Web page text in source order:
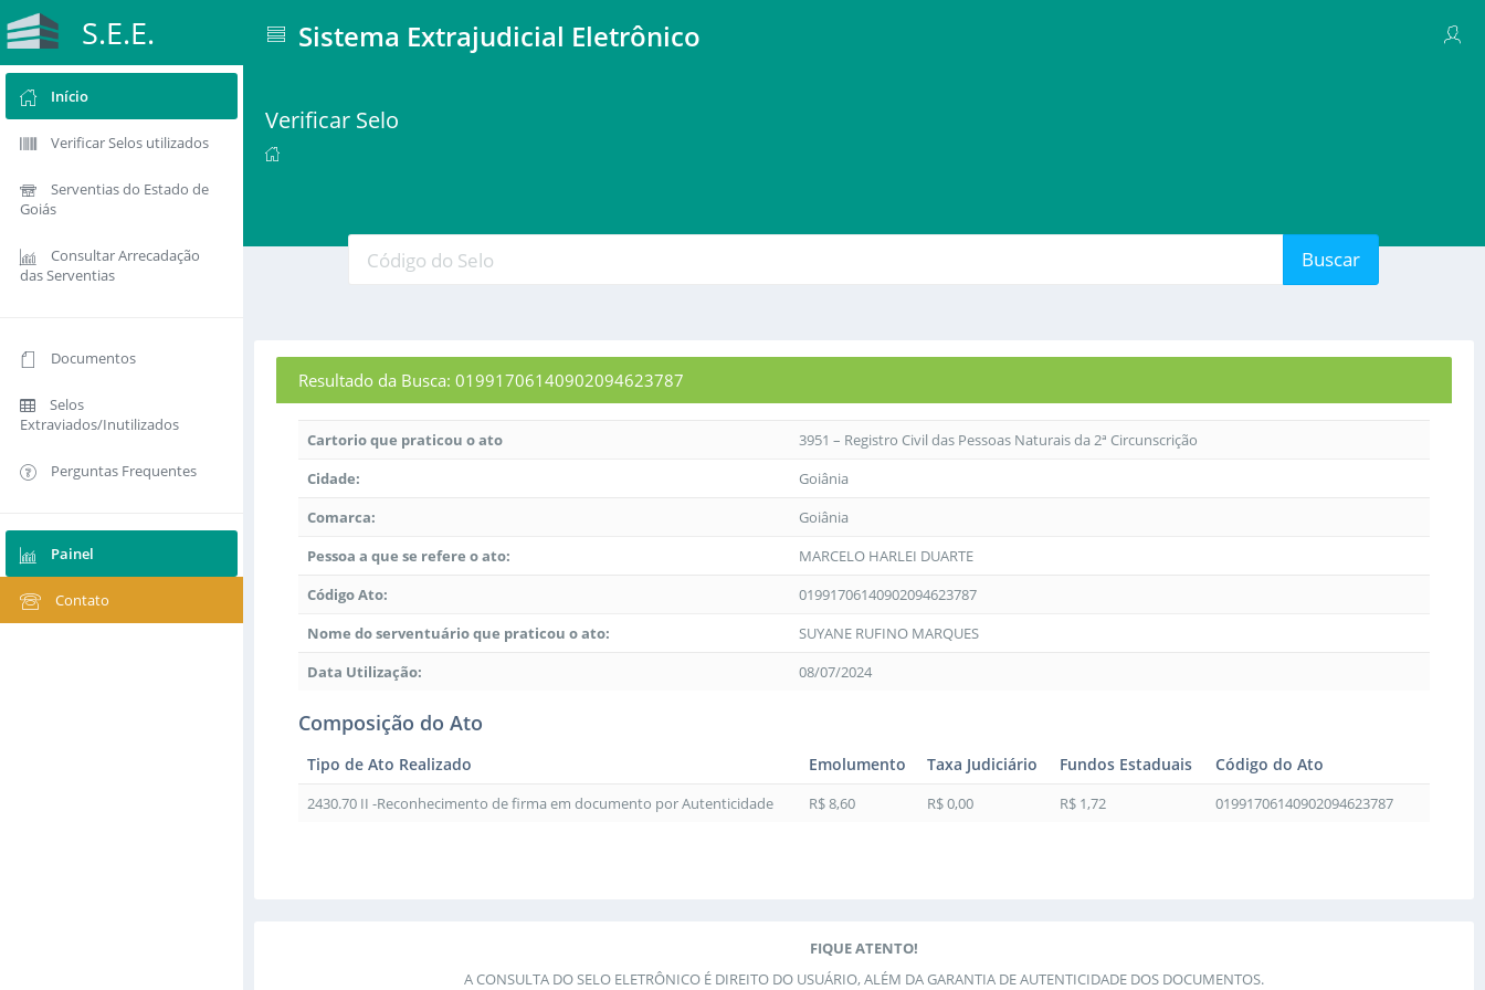
S.E.E. Sistema Extrajudicial Eletrônico
Verificar Selo
Buscar
Resultado da Busca: 01991706140902094623787
Cartorio que praticou o ato
3951 – Registro Civil das Pessoas Naturais da 2ª Circunscrição
Cidade:
Goiânia
Comarca:
Goiânia
Pessoa a que se refere o ato:
MARCELO HARLEI DUARTE
Código Ato:
01991706140902094623787
Nome do serventuário que praticou o ato:
SUYANE RUFINO MARQUES
Data Utilização:
08/07/2024
Composição do Ato
Tipo de Ato Realizado Emolumento Taxa Judiciário Fundos Estaduais Código do Ato
2430.70 II -Reconhecimento de firma em documento por Autenticidade R$ 8,60 R$ 0,00 R$ 1,72 01991706140902094623787
FIQUE ATENTO!
A CONSULTA DO SELO ELETRÔNICO É DIREITO DO USUÁRIO, ALÉM DA GARANTIA DE AUTENTICIDADE DOS DOCUMENTOS.
Início
Verificar Selos utilizados
Serventias do Estado de
Goiás
Consultar Arrecadação
das Serventias
Documentos
Selos
Extraviados/Inutilizados
Perguntas Frequentes
Painel
Contato